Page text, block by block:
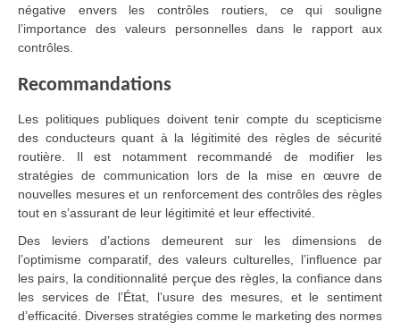
négative envers les contrôles routiers, ce qui souligne
l’importance des valeurs personnelles dans le rapport aux
contrôles.
Recommandations
Les politiques publiques doivent tenir compte du scepticisme
des conducteurs quant à la légitimité des règles de sécurité
routière. Il est notamment recommandé de modifier les
stratégies de communication lors de la mise en œuvre de
nouvelles mesures et un renforcement des contrôles des règles
tout en s’assurant de leur légitimité et leur effectivité.
Des leviers d’actions demeurent sur les dimensions de
l’optimisme comparatif, des valeurs culturelles, l’influence par
les pairs, la conditionnalité perçue des règles, la confiance dans
les services de l’État, l’usure des mesures, et le sentiment
d’efficacité. Diverses stratégies comme le marketing des normes